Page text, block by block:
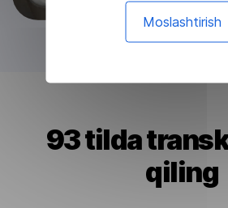
Moslashtirish
93 tilda
qiling